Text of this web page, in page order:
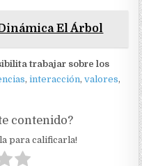
El Árbol
trabajar sobre los
,interacción,valores,
contenido?
para calificarla!